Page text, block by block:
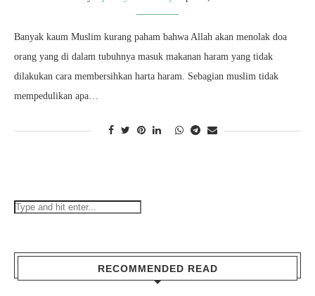
Banyak kaum Muslim kurang paham bahwa Allah akan menolak doa
orang yang di dalam tubuhnya masuk makanan haram yang tidak
dilakukan cara membersihkan harta haram. Sebagian muslim tidak
mempedulikan apa…
RECOMMENDED READ